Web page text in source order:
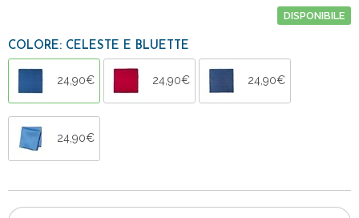
DISPONIBILE
COLORE: CELESTE E BLUETTE
24,90€ 24,90€ 24,90€
24,90€